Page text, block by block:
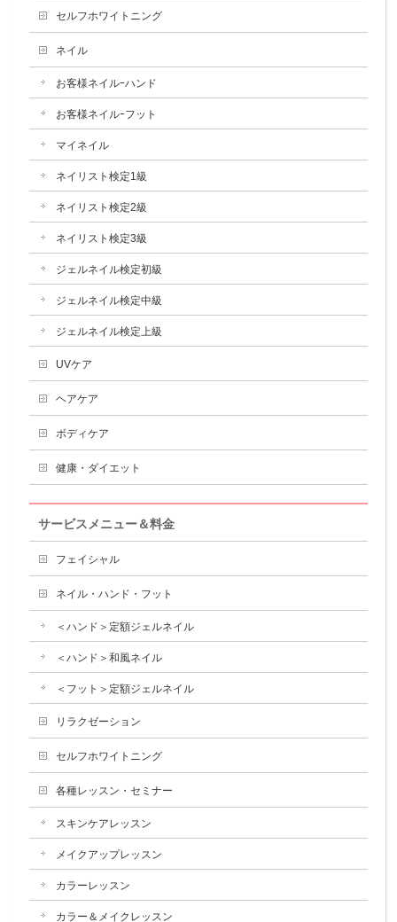
セルフホワイトニング
ネイル
お客様ネイルｰハンド
お客様ネイルｰフット
マイネイル
ネイリスト検定1級
ネイリスト検定2級
ネイリスト検定3級
ジェルネイル検定初級
ジェルネイル検定中級
ジェルネイル検定上級
UVケア
ヘアケア
ボディケア
健康・ダイエット
サービスメニュー＆料金
フェイシャル
ネイル・ハンド・フット
＜ハンド＞定額ジェルネイル
＜ハンド＞和風ネイル
＜フット＞定額ジェルネイル
リラクゼーション
セルフホワイトニング
各種レッスン・セミナー
スキンケアレッスン
メイクアップレッスン
カラーレッスン
カラー＆メイクレッスン